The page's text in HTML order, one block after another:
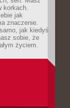
korkach.
jak
znaczenie.
jak kiedyś
sobie, że
życiem.